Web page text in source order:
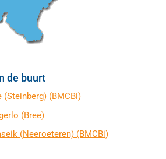
de buurt
(Steinberg) (BMCBi)
(Bree)
(Neeroeteren) (BMCBi)